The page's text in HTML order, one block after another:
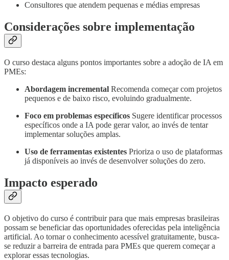
Consultores que atendem pequenas e médias empresas
Considerações sobre implementação
O curso destaca alguns pontos importantes sobre a adoção de IA em
PMEs:
Abordagem incremental Recomenda começar com projetos
pequenos e de baixo risco, evoluindo gradualmente.
Foco em problemas específicos Sugere identificar processos
específicos onde a IA pode gerar valor, ao invés de tentar
implementar soluções amplas.
Uso de ferramentas existentes Prioriza o uso de plataformas
já disponíveis ao invés de desenvolver soluções do zero.
Impacto esperado
O objetivo do curso é contribuir para que mais empresas brasileiras
possam se beneficiar das oportunidades oferecidas pela inteligência
artificial. Ao tornar o conhecimento acessível gratuitamente, busca-
se reduzir a barreira de entrada para PMEs que querem começar a
explorar essas tecnologias.